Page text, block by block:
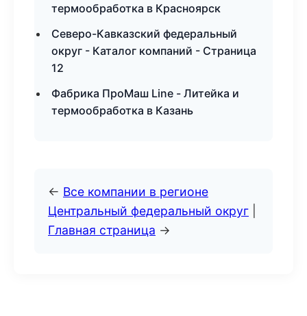
термообработка в Красноярск
Северо-Кавказский федеральный
округ - Каталог компаний - Страница
12
Фабрика ПроМаш Line - Литейка и
термообработка в Казань
← Все компании в регионе
Центральный федеральный округ
Главная страница →